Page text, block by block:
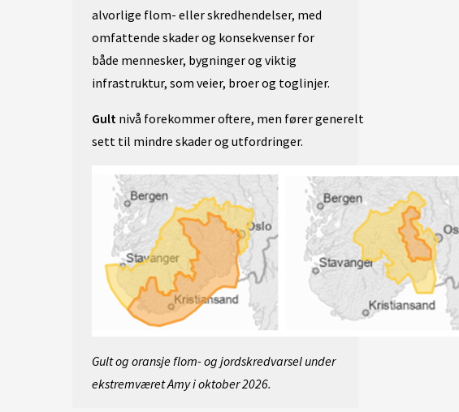
alvorlige flom- eller skredhendelser, med
omfattende skader og konsekvenser for
både mennesker, bygninger og viktig
infrastruktur, som veier, broer og toglinjer.
Gult nivå forekommeroftere, men førergenerelt
sett til mindre skader og utfordringer.
Gult og oransje flom- og jordskredvarsel under
ekstremværet Amy i oktober 2026.